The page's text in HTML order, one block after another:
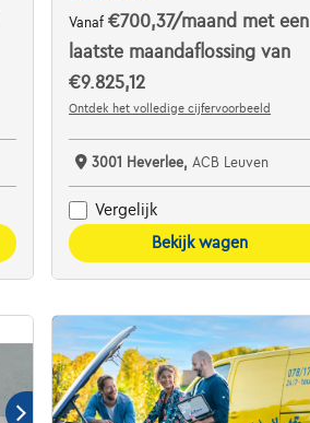
Vanaf€700,37/maand met een
laatste maandaflossing van
€9.825,12
Ontdek het volledige cijfervoorbeeld
3001 Heverlee, ACB Leuven
Vergelijk
Bekijk wagen